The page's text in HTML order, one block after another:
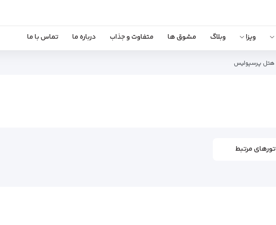
ویزا وبلاگ مشوق ها متفاوت و جذاب درباره ما تماس با ما
هتل پرسپولیس
تورهای مرتبط